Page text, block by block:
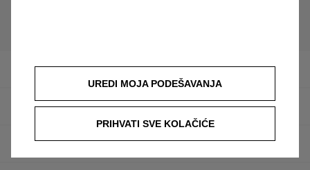
Filozofija
Lokacije
Održivost
UREDI MOJA PODEŠAVANJA
PRIHVATI SVE KOLAČIĆE